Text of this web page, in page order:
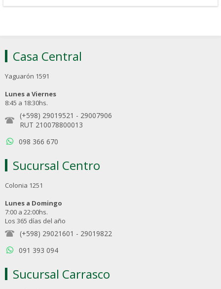
Casa Central
Yaguarón 1591
Lunes a Viernes
8:45 a 18:30hs.
(+598) 29019521 - 29007906
RUT 210078800013
098 366 670
Sucursal Centro
Colonia 1251
Lunes a Domingo
7:00 a 22:00hs.
Los 365 días del año
(+598) 29021601 - 29019822
091 393 094
Sucursal Carrasco